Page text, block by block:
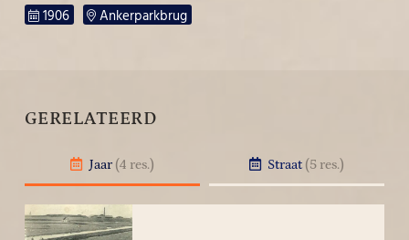
1906
Ankerparkbrug
GERELATEERD
Jaar (4 res.) Straat (5 res.)